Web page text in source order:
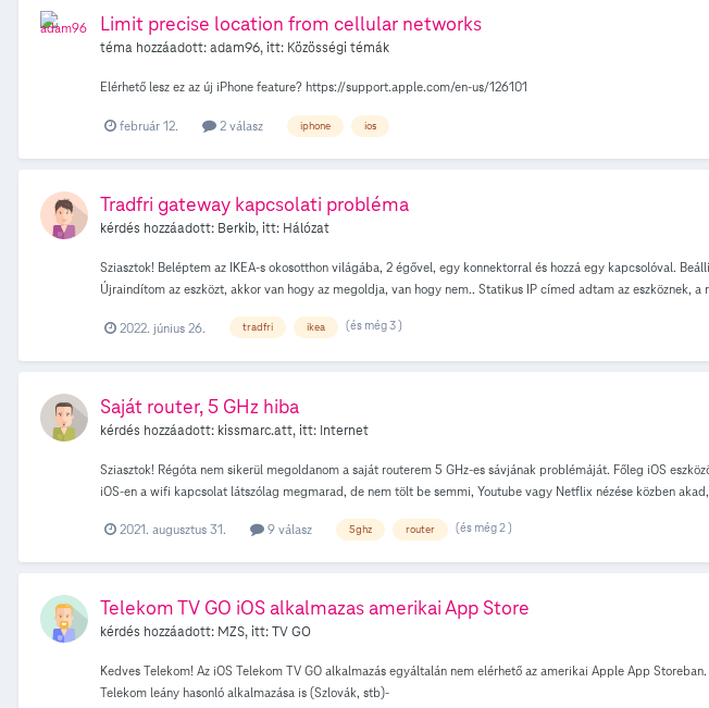
Limit precise location from cellular networks
téma hozzáadott:adam96, itt: Közösségi témák
Elérhető lesz ez az új iPhone feature? https://support.apple.com/en-us/126101
február 12. 2 válasz iphone ios
Tradfri gateway kapcsolati probléma
kérdés hozzáadott: Berkib, itt: Hálózat
Sziasztok! Beléptem az IKEA-s okosotthon világába, 2 égővel, egy konnektorral és hozzá egy kapcsolóval.
Újraindítom az eszközt, akkor van hogy az megoldja, van hogy nem.. Statikus IP címed adtam az
csatlakozni az app-hoz, szóval a gatewayen belül szerintem minden rendben lehet. Cseréltettem a
2022. június 26. tradfri ikea (és még 3 )
Saját router, 5 GHz hiba
kérdés hozzáadott: kissmarc.att, itt: Internet
Sziasztok! Régóta nem sikerül megoldanom a saját routerem 5 GHz-es sávjának problémáját. Főleg iOS
iOS-en a wifi kapcsolat látszólag megmarad, de nem tölt be semmi, Youtube vagy Netflix nézése közben
módban üzemel (AP módban is ugyanez volt a probléma, ezért lett átkapcsolva bridge módra). A router
Van esetleg valakinek ötlete, hogy mit tehetnék? Előre is köszi!
2021. augusztus 31. 9 válasz 5ghz router (és még 2 )
Telekom TV GO iOS alkalmazas amerikai App Store
kérdés hozzáadott: MZS, itt:TV GO
Kedves Telekom! Az iOS Telekom TV GO alkalmazás egyáltalán nem elérhető az amerikai Apple App
Telekom leány hasonló alkalmazása is (Szlovák, stb)-